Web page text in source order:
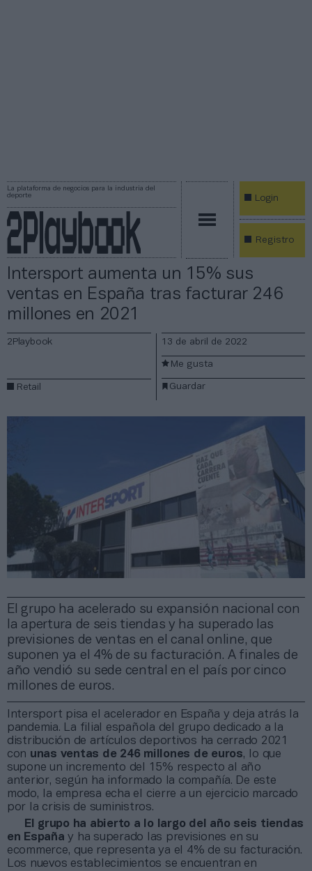
La plataforma de negocios para la industria del
deporte
Login
Registro
Intersport aumenta un 15% sus
ventas en España tras facturar 246
millones en 2021
El grupo ha acelerado su expansión nacional con
la apertura de seis tiendas y ha superado las
previsiones de ventas en el canal online, que
suponen ya el 4% de su facturación. A finales de
año vendió su sede central en el país por cinco
millones de euros.
2Playbook
Retail
13 de abril de 2022
Guardar
Me gusta
Intersport pisa el acelerador en España y deja atrás la
pandemia. La filial española del grupo dedicado a la
distribución de artículos deportivos ha cerrado 2021
con unas ventas de 246 millones de euros, lo que
supone un incremento del 15% respecto al año
anterior, según ha informado la compañía. De este
modo, la empresa echa el cierre a un ejercicio marcado
por la crisis de suministros.
El grupo ha abierto a lo largo del año seis tiendas
en España y ha superado las previsiones en su
ecommerce, que representa ya el 4% de su facturación.
Los nuevos establecimientos se encuentran en